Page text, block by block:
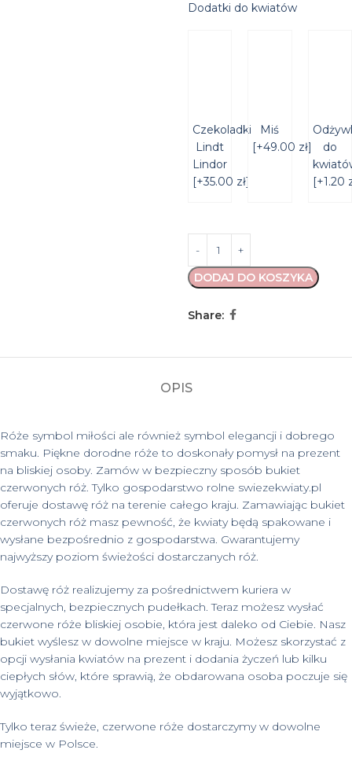
Dodatki do kwiatów
Czekoladki
Lindt
Lindor
[+35.00 zł]
Miś
[+49.00 zł]
do
[+1.20
DODAJ DO KOSZYKA
Share:
OPIS
Róże symbol miłości ale również symbol elegancji i dobrego
smaku. Piękne dorodne róże to doskonały pomysł na prezent
na bliskiej osoby. Zamów w bezpieczny sposób bukiet
czerwonych róż. Tylko gospodarstwo rolne swiezekwiaty.pl
oferuje dostawę róż na terenie całego kraju. Zamawiając bukiet
czerwonych róż masz pewność, że kwiaty będą spakowane i
wysłane bezpośrednio z gospodarstwa. Gwarantujemy
najwyższy poziom świeżości dostarczanych róż.
Dostawę róż realizujemy za pośrednictwem kuriera w
specjalnych, bezpiecznych pudełkach. Teraz możesz wysłać
czerwone róże bliskiej osobie, która jest daleko od Ciebie. Nasz
bukiet wyślesz w dowolne miejsce w kraju. Możesz skorzystać z
opcji wysłania kwiatów na prezent i dodania życzeń lub kilku
ciepłych słów, które sprawią, że obdarowana osoba poczuje się
wyjątkowo.
Tylko teraz świeże, czerwone róże dostarczymy w dowolne
miejsce w Polsce.